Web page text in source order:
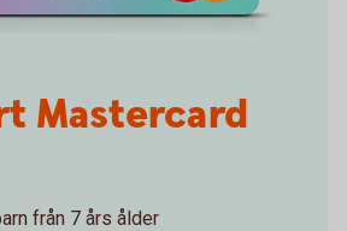
Mastercard
från 7 års ålder